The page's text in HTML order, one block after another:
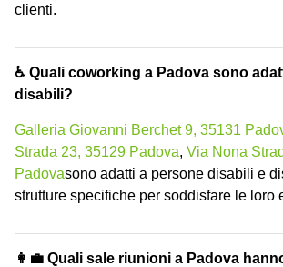
clienti.
♿ Quali coworking a Padova sono
disabili?
Galleria Giovanni Berchet 9, 35131
Strada 23, 35129 Padova, Via Nona
Padovasono adatti a persone disabili e
strutture specifiche per soddisfare le loro
👩‍💼 Quali sale riunioni a Padova